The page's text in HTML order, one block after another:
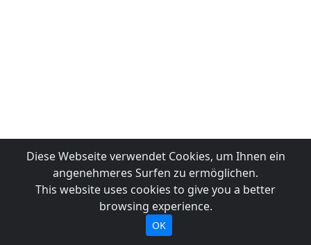
Diese Webseite verwendet Cookies, um Ihnen ein
angenehmeres Surfen zu ermöglichen.
This website uses cookies to give you a better
browsing experience.
OK